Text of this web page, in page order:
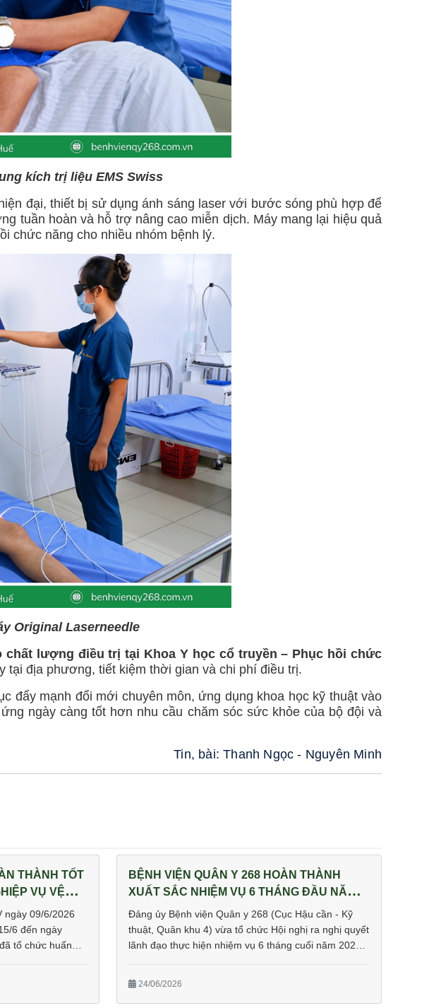
kích trị liệu EMS Swiss
đại, thiết bị sử dụng ánh sáng laser với bước sóng phù hợp để
tuần hoàn và hỗ trợ nâng cao miễn dịch. Máy mang lại hiệu quả
chức năng cho nhiều nhóm bệnh lý.
Original Laserneedle
chất lượng điều trị tại Khoa Y học cổ truyền – Phục hồi chức
địa phương, tiết kiệm thời gian và chi phí điều trị.
mạnh đổi mới chuyên môn, ứng dụng khoa học kỹ thuật vào
ngày càng tốt hơn nhu cầu chăm sóc sức khỏe của bộ đội và
Tin, bài: Thanh Ngọc - Nguyên Minh
THÀNH TỐT
VỤ VỆ
ngày 09/6/2026
6 đến ngày
tổ chức huấn
BỆNH VIỆN QUÂN Y 268 HOÀN THÀNH
XUẤT SẮC NHIỆM VỤ 6 THÁNG ĐẦU NĂM
2026
Đảng ủy Bệnh viện Quân y 268 (Cục Hậu cần - Kỹ
thuật, Quân khu 4) vừa tổ chức Hội nghị ra nghị quyết
lãnh đạo thực hiện nhiệm vụ 6 tháng cuối năm 2026
cần - Kỹ thuật dự và chỉ đạo hội nghị.
24/06/2026